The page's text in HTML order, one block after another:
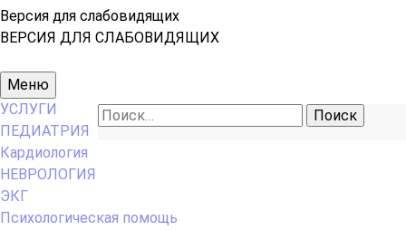
Версия для слабовидящих
ВЕРСИЯ ДЛЯ СЛАБОВИДЯЩИХ
Основное
меню
Меню
Найти:
УСЛУГИ
ПЕДИАТРИЯ
Кардиология
НЕВРОЛОГИЯ
ЭКГ
Психологическая помощь